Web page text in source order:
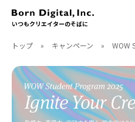
いつもクリエイターのそばに
ABOUT
CONTACT
RECRUIT
クリエイターズID
ACCESS
取扱製品
トップ » キャンペーン » WOW